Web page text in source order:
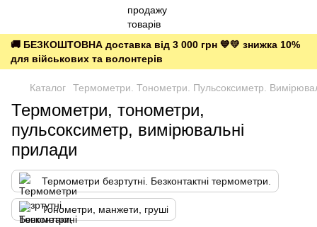
🚚 БЕЗКОШТОВНА доставка від 3 000 грн 💙💛 знижка 10%
для військових та волонтерів
Каталог Термометри. Тонометри. Пульсоксиметр.
Термометри, тонометри,
пульсоксиметр, вимірювальні
прилади
Термометри безртутні. Безконтактні термометри.
Тонометри, манжети, груші